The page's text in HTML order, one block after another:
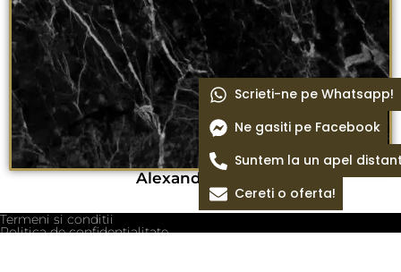
Alexander black
Termeni si conditii
Politica de confidentialitate
Scrieti-ne pe Whatsapp!
Ne gasiti pe Facebook
Suntem la un apel
Cereti o oferta!